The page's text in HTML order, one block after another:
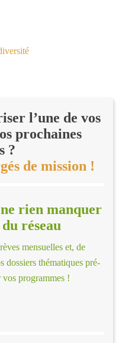
l’une de vos
prochaines
?
de mission !
rien manquer
réseau
mensuelles et, de
dossiers thématiques pré-
programmes !